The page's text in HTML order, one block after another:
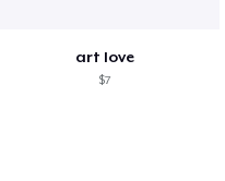
art love
$7